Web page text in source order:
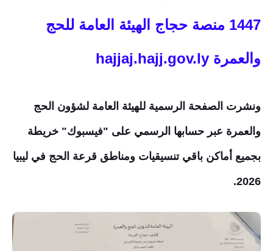
1447 منصة حجاج الهيئة العامة للحج
والعمرة hajjaj.hajj.gov.ly
ونشرت الصفحة الرسمية للهيئة العامة لشؤون الحج
والعمرة عبر حسابها الرسمي على "فيسبوك" خريطة
بجميع أماكن باقي تنسيقيات ومناطق قرعة الحج في ليبيا
2026.